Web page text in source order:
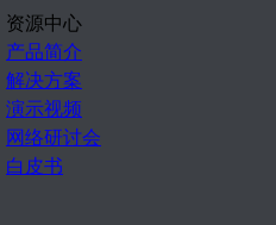
资源中心
产品简介
解决方案
演示视频
网络研讨会
白皮书